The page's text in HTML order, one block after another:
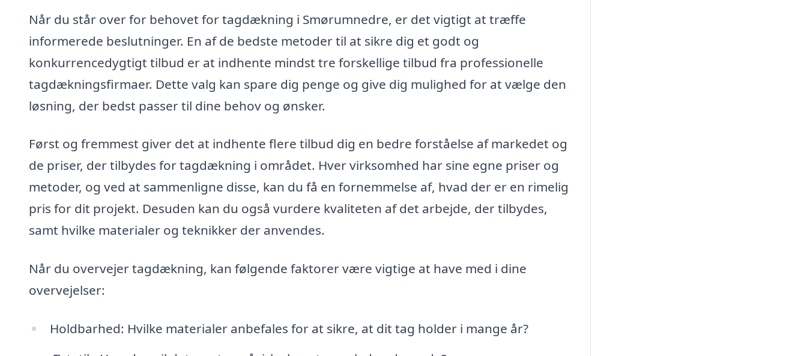
Når du står over for behovet for tagdækning i Smørumnedre, er det vigtigt at træffe
informerede beslutninger. En af de bedste metoder til at sikre dig et godt og
konkurrencedygtigt tilbud er at indhente mindst tre forskellige tilbud fra professionelle
tagdækningsfirmaer. Dette valg kan spare dig penge og give dig mulighed for at vælge den
løsning, der bedst passer til dine behov og ønsker.
Først og fremmest giver det at indhente flere tilbud dig en bedre forståelse af markedet og
de priser, der tilbydes for tagdækning i området. Hver virksomhed har sine egne priser og
metoder, og ved at sammenligne disse, kan du få en fornemmelse af, hvad der er en rimelig
pris for dit projekt. Desuden kan du også vurdere kvaliteten af det arbejde, der tilbydes,
samt hvilke materialer og teknikker der anvendes.
Når du overvejer tagdækning, kan følgende faktorer være vigtige at have med i dine
overvejelser:
Holdbarhed: Hvilke materialer anbefales for at sikre, at dit tag holder i mange år?